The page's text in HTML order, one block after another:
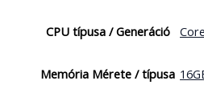
CPU típusa / Generáció
Memória Mérete / típusa